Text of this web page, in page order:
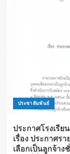
ประชาสัมพันธ์
ประกาศโรงเรี
เรื่อง ประกาศร
เลือกเป็นลูกจ้า